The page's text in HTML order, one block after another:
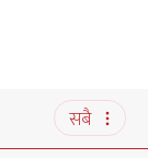
सबै